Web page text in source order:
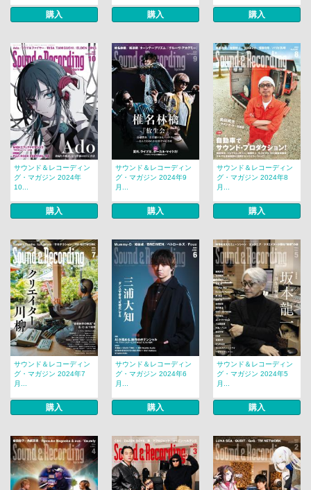
購入 購入 購入
サウンド＆レコーディン
グ・マガジン 2024年
10...
購入
サウンド＆レコーディン
グ・マガジン 2024年9
月...
購入
サウンド＆レコーディン
グ・マガジン 2024年8
月...
購入
サウンド＆レコーディン
グ・マガジン 2024年7
月...
購入
サウンド＆レコーディン
グ・マガジン 2024年6
月...
購入
サウンド＆レコーディン
グ・マガジン 2024年5
月...
購入